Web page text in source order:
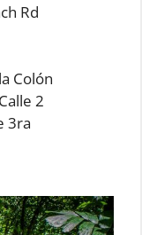
Rd
Colón
2
3ra